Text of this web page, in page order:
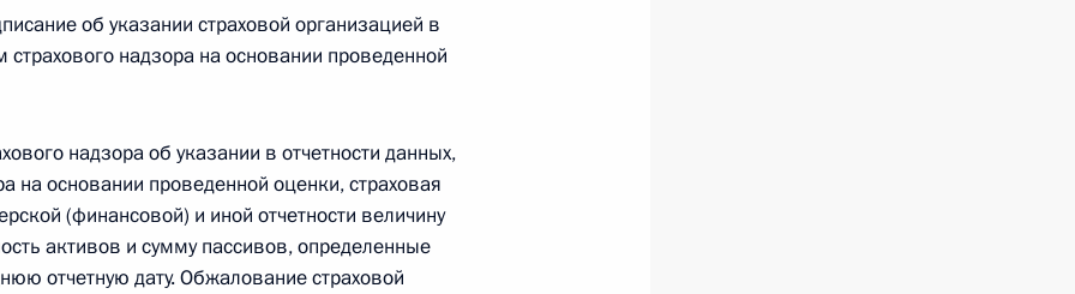
закона «Об автономных учреждениях»
г. № 244-ФЗ
Российской Федерации и Кабинетом
статусе представительств компетентных органов
Федерации и Киргизской Республике
об указании страховой организацией в
страхового надзора на основании проведенной
надзора об указании в отчетности данных,
на основании проведенной оценки, страховая
(финансовой) и иной отчетности величину
активов и сумму пассивов, определенные
отчетную дату. Обжалование страховой